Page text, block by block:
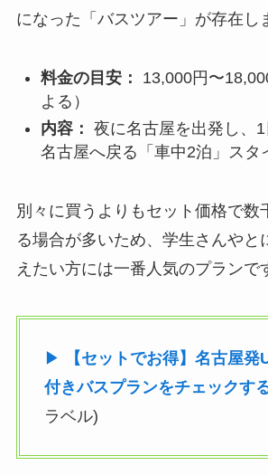
になった「バスツアー」が存在し
料金の目安：
13,000円〜
よる）
内容： 夜に名古屋を出発し、
名古屋へ戻る「車中2泊」スタ
別々に買うよりもセット価格で数
る場合が多いため、学生さんやと
えたい方には一番人気のプランで
▶
【セットでお得】名古屋発
付きバスプランをチェックす
ラベル)